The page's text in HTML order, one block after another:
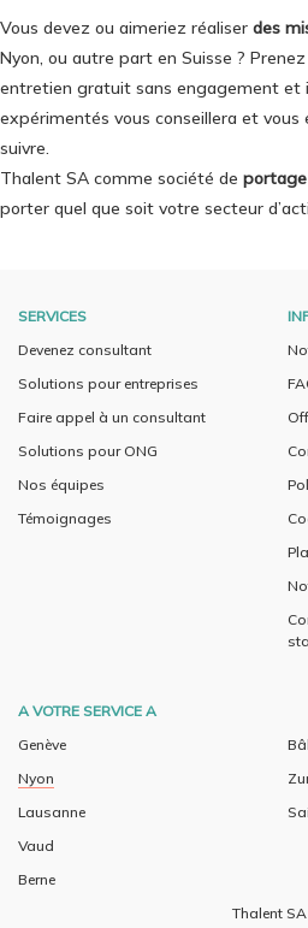
Vous devez ou aimeriez réaliser des
Nyon, ou autre part en Suisse ?
entretien gratuit sans engagement et
expérimentés vous conseillera et
suivre.
Thalent SA comme société de portage
porter quel que soit votre secteur
SERVICES
Devenez consultant
Solutions pour entreprises
Faire appel à un consultant
Solutions pour ONG
Nos équipes
Témoignages
A VOTRE SERVICE A
Genève
Nyon
Lausanne
Vaud
Berne
Thalent SA